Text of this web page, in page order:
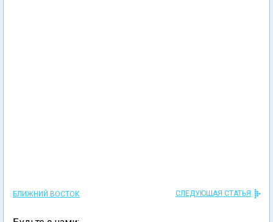
БЛИЖНИЙ ВОСТОК СЛЕДУЮЩАЯ СТАТЬЯ